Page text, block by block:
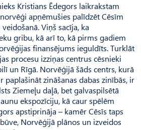
Kristians Ēdegors laikrakstam
apņēmušies palīdzēt Cēsīm
Viņš sacīja, ka
gribu, kā arī to, kā pirms gadiem
finansējums ieguldīts. Turklāt
procesu izziņas centrus cēsnieki
un Rīgā. Norvēģijā šāds centrs, kurā
paplašināt zināšanas dabas zinībās, ir
Ziemeļu daļā, bet galvaspilsētā
ekspozīciju, kā caur spēlēm
apstiprināja – kamēr Cēsīs taps
Norvēģijā plānos un izveidos